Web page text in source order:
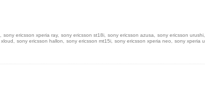
sony ericsson xperia ray sony ericsson st18i sony ericsson azusa sony ericsson urushi
xloud sony ericsson hallon sony ericsson mt15i sony ericsson xperia neo sony xperia u